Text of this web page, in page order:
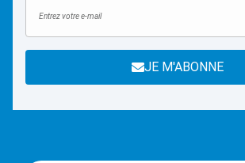
JE M'ABONNE